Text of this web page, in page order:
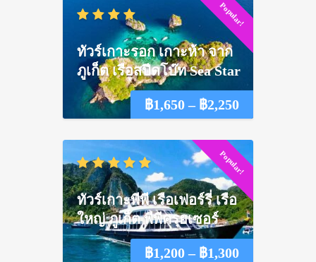
฿1,550
through
฿2,100
Popular!
฿1,650 – ฿2,250Price
฿1,650
through
฿2,250
ทัวร์เกาะรอก เกาะห้า จาก
ภูเก็ต เรือสปีดโบ๊ท Sea Star
Popular!
฿1,200 – ฿1,300Price
ทัวร์เกาะพีพี เรือเฟอร์รี่ เรือ
ใหญ่ ภูเก็ต พีพีครุยเซอร์